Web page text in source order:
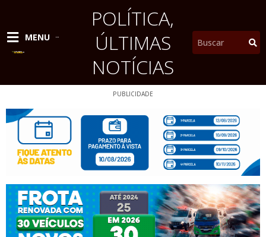
conteúdo
MENU
POLÍTICA,
ÚLTIMAS
NOTÍCIAS
Pesquisar
PUBLICIDADE